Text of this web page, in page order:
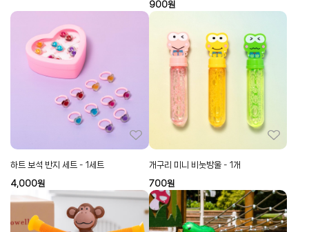
900원
하트 보석 반지 세트 - 1세트
4,000원
개구리 미니 비눗방울 - 1개
700원